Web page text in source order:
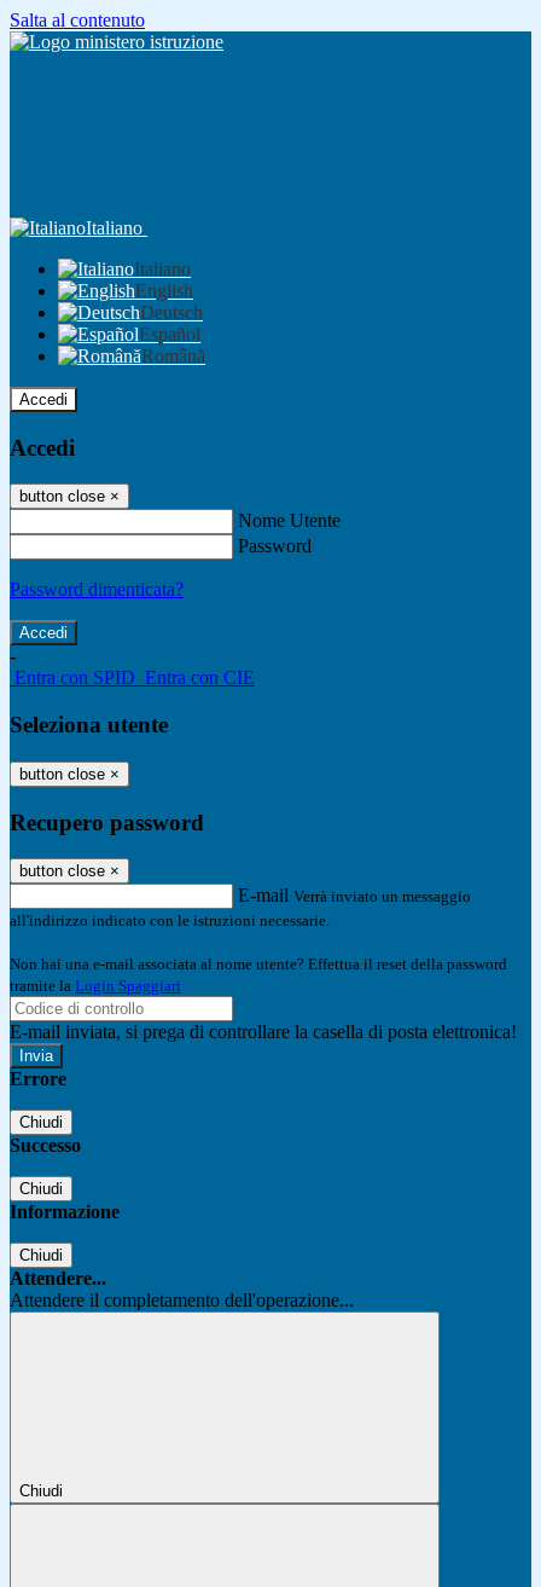
Salta al contenuto
Italiano
Italiano
English
Deutsch
Español
Română
Accedi
Accedi
button close ×
Nome Utente
Password
Password dimenticata?
-
Entra con SPID Entra con CIE
Seleziona utente
button close ×
Recupero password
button close ×
E-mail Verrà inviato un messaggio
all'indirizzo indicato con le istruzioni necessarie.
Non hai una e-mail associata al nome utente? Effettua il reset della password
tramite la Login Spaggiari
E-mail inviata, si prega di controllare la casella di posta elettronica!
Errore
Chiudi
Successo
Chiudi
Informazione
Chiudi
Attendere...
Attendere il completamento dell'operazione...
Chiudi